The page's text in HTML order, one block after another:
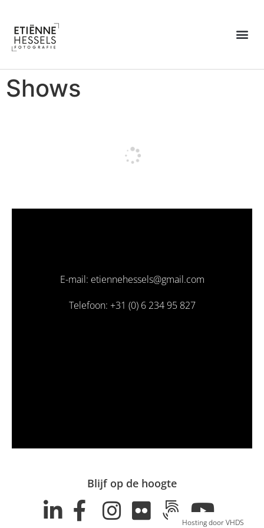
Shows
E-mail: etiennehessels@gmail.com
Telefoon: +31 (0) 6 234 95 827
Blijf op de hoogte
Hosting door VHDS